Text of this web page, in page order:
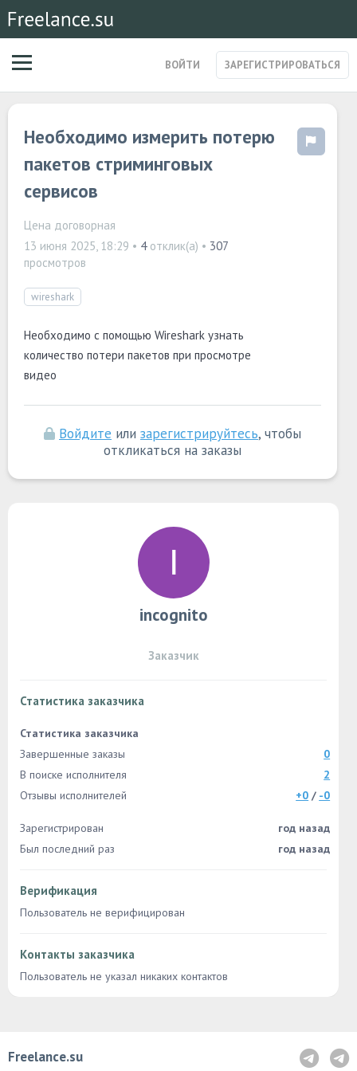
ВОЙТИ ЗАРЕГИСТРИРОВАТЬСЯ
МАГАЗИН УСЛУГ
СТАРТАПЫ
ПОСТЫ
Необходимо измерить потерю
пакетов стриминговых
сервисов
Цена договорная
13 июня 2025, 18:29 • 4отклик(а) • 307
просмотров
wireshark
Необходимо с помощью Wireshark узнать
количество потери пакетов при просмотре
видео
Войдите или зарегистрируйтесь, чтобы
откликаться на заказы
incognito
Заказчик
Статистика заказчика
Статистика заказчика
Завершенные заказы
0
В поиске исполнителя
2
Отзывы исполнителей
+0 / -0
Зарегистрирован
год назад
Был последний раз
год назад
Верификация
Пользователь не верифицирован
Контакты заказчика
Пользователь не указал никаких контактов
Freelance.su